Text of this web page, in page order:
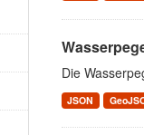
Die
JSON